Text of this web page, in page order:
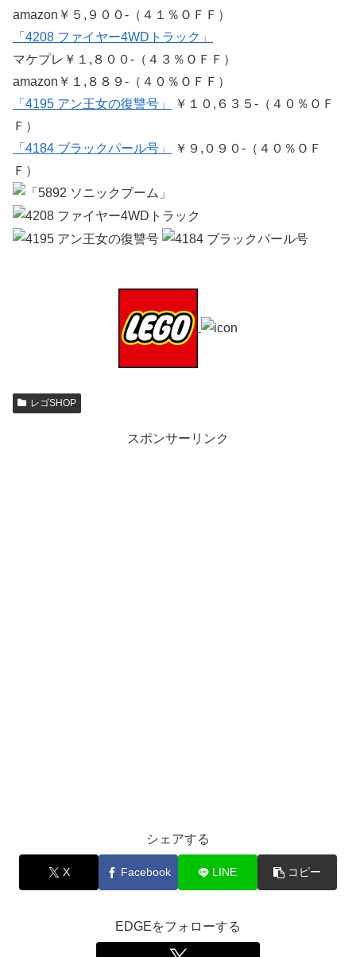
amazon￥５,９００-（４１％ＯＦＦ）
「4208 ファイヤー4WDトラック」
マケプレ￥１,８００-（４３％ＯＦＦ）
amazon￥１,８８９-（４０％ＯＦＦ）
「4195 アン王女の復讐号」
￥１０,６３５-（４０％ＯＦ
Ｆ）
「4184 ブラックパール号」
￥９,０９０-（４０％ＯＦ
Ｆ）
レゴSHOP
スポンサーリンク
シェアする
X Facebook LINE コピー
EDGEをフォローする